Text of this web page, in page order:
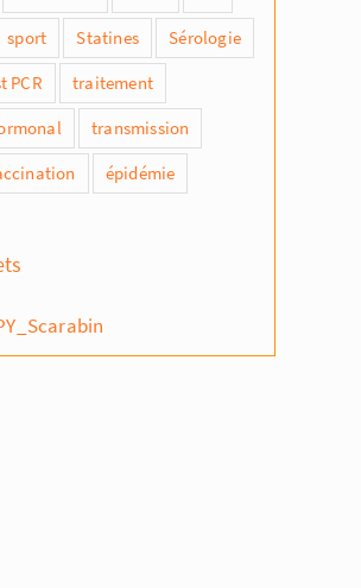
sport Statines
Sérologie
PCR
traitement
transmission
épidémie